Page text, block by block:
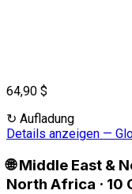
64,90 $
↻ Aufladung
Details anzeigen —
🌐 Middle East &
North Africa · 10